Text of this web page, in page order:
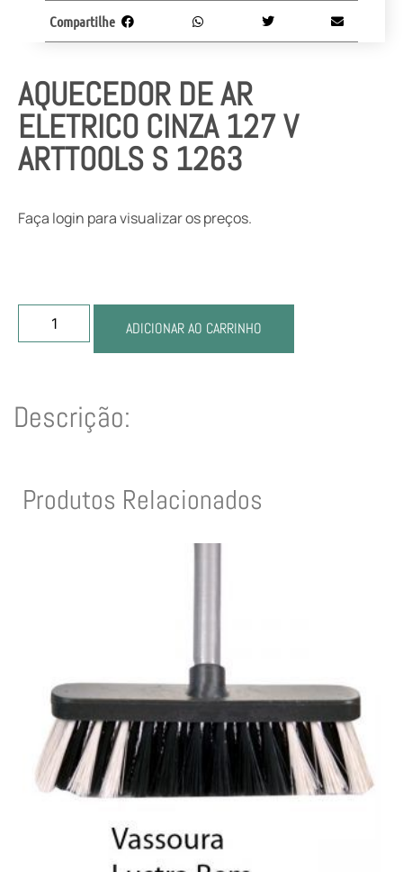
AQUECEDOR DE AR
ELETRICO CINZA 127 V
ARTTOOLS S 1263
Faça login para visualizar os preços.
ADICIONAR AO CARRINHO
Compartilhe
Descrição:
Produtos Relacionados